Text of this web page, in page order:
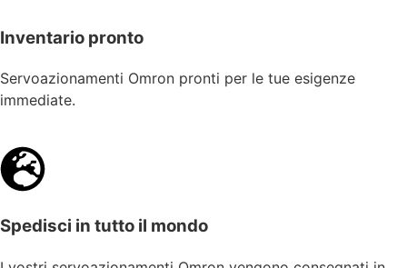
Inventario pronto
Servoazionamenti Omron pronti per le tue esigenze
immediate.
Spedisci in tutto il mondo